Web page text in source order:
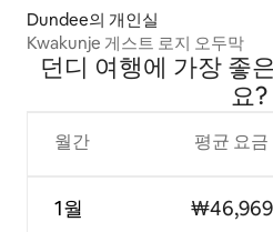
Dundee의 개인실
Kwakunje 게스트 로지 오두막
던디 여행에 가장 좋
요?
월간
1월
평균 요금
₩46,969